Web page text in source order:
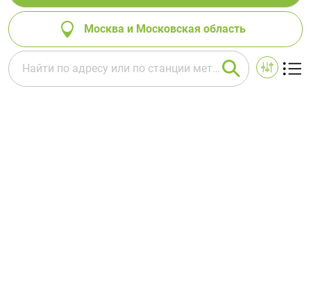
Москва и Московская область